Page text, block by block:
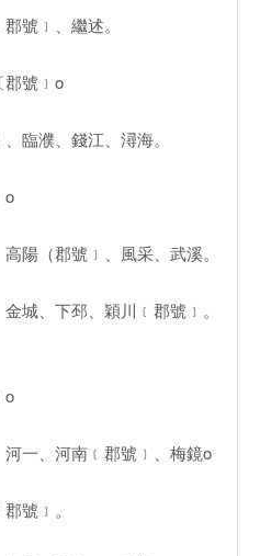
號﹞、繼述。
郡號﹞o
臨濮、錢江、潯海。
陽（郡號﹞、風采、武溪。
城、下邳、穎川﹝郡號﹞。
一、河南﹝郡號﹞、梅鏡o
號﹞。